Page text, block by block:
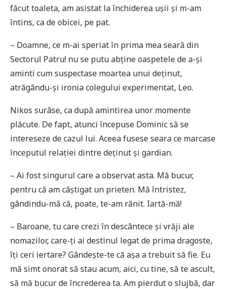
făcut toaleta, am asistat la închiderea ușii și m-am
întins, ca de obicei, pe pat.
– Doamne, ce m-ai speriat în prima mea seară din
Sectorul Patru! nu se putu abține oaspetele de a-și
aminti cum suspectase moartea unui deținut,
atrăgându-și ironia colegului experimentat, Leo.
Nikos surâse, ca după amintirea unor momente
plăcute. De fapt, atunci începuse Dominic să se
intereseze de cazul lui. Aceea fusese seara ce marcase
începutul relației dintre deținut și gardian.
– Ai fost singurul care a observat asta. Mă bucur,
pentru că am câștigat un prieten. Mă întristez,
gândindu-mă că, poate, te-am rănit. Iartă-mă!
– Baroane, tu care crezi în descântece și vrăji ale
nomazilor, care-ți ai destinul legat de prima dragoste,
îți ceri iertare? Gândește-te că așa a trebuit să fie. Eu
mă simt onorat să stau acum, aici, cu tine, să te ascult,
să mă bucur de încrederea ta. Am pierdut o slujbă, dar